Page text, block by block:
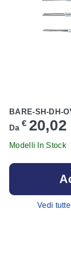
BARE-SH-DH-
Da € 20,02
Modelli In Stock
Vedi